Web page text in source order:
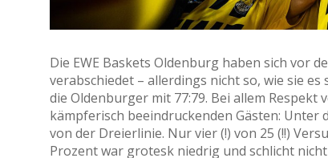
Die EWE Baskets Oldenburg haben sich vor
verabschiedet – allerdings nicht so, wie sie
die Oldenburger mit 77:79. Bei allem
kämpferisch beeindruckenden Gästen: Unter
von der Dreierlinie. Nur vier (!) von 25 (!!)
Prozent war grotesk niedrig und schlicht